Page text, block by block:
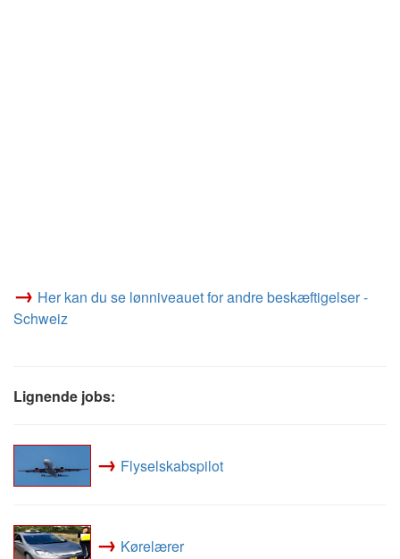
→ Her kan du se lønniveauet for andre beskæftigelser -
Schweiz
Lignende jobs:
→ Flyselskabspilot
→ Kørelærer